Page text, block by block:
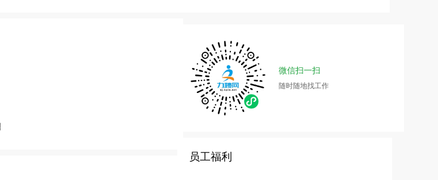
微信扫一扫
随时随地找工作
员工福利